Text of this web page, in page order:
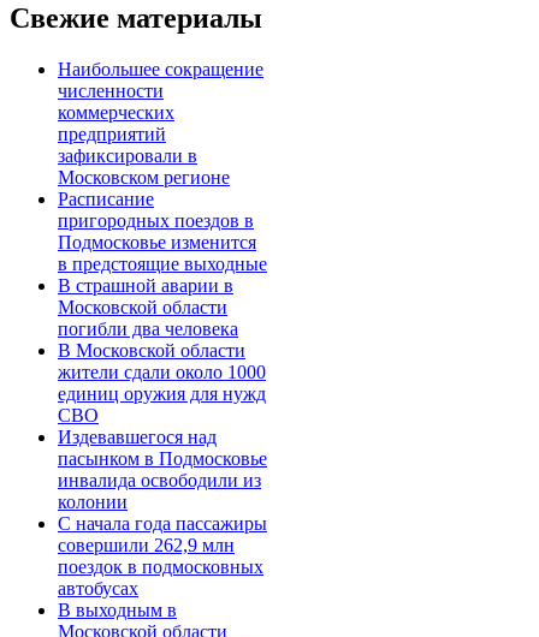
Свежие материалы
Наибольшее сокращение
численности
коммерческих
предприятий
зафиксировали в
Московском регионе
Расписание
пригородных поездов в
Подмосковье изменится
в предстоящие выходные
В страшной аварии в
Московской области
погибли два человека
В Московской области
жители сдали около 1000
единиц оружия для нужд
СВО
Издевавшегося над
пасынком в Подмосковье
инвалида освободили из
колонии
С начала года пассажиры
совершили 262,9 млн
поездок в подмосковных
автобусах
В выходным в
Московской области